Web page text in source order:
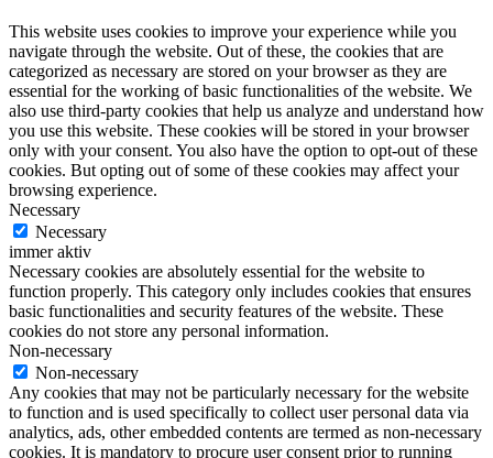
This website uses cookies to improve your experience while you
navigate through the website. Out of these, the cookies that are
categorized as necessary are stored on your browser as they are
essential for the working of basic functionalities of the website. We
also use third-party cookies that help us analyze and understand how
you use this website. These cookies will be stored in your browser
only with your consent. You also have the option to opt-out of these
cookies. But opting out of some of these cookies may affect your
browsing experience.
Necessary
Necessary
immer aktiv
Necessary cookies are absolutely essential for the website to
function properly. This category only includes cookies that ensures
basic functionalities and security features of the website. These
cookies do not store any personal information.
Non-necessary
Non-necessary
Any cookies that may not be particularly necessary for the website
to function and is used specifically to collect user personal data via
analytics, ads, other embedded contents are termed as non-necessary
cookies. It is mandatory to procure user consent prior to running